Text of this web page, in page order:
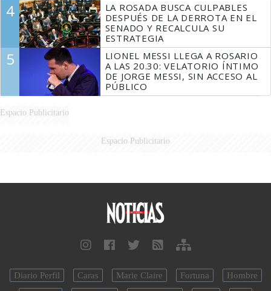
4
LA ROSADA BUSCA CULPABLES
DESPUÉS DE LA DERROTA EN EL
SENADO Y RECALCULA SU
ESTRATEGIA
5
LIONEL MESSI LLEGA A ROSARIO
A LAS 20.30: VELATORIO ÍNTIMO
DE JORGE MESSI, SIN ACCESO AL
PÚBLICO
Espacio Publicitario
Espacio Publicitario
Diario Perfil Caras Marie Claire Fortuna
Hombre